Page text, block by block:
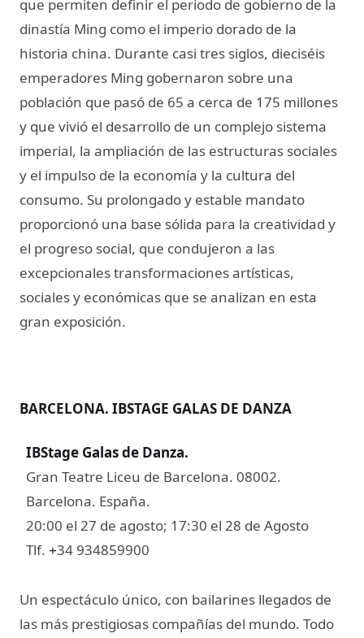
que permiten definir el periodo de gobierno de la
dinastía Ming como el imperio dorado de la
historia china. Durante casi tres siglos, dieciséis
emperadores Ming gobernaron sobre una
población que pasó de 65 a cerca de 175 millones
y que vivió el desarrollo de un complejo sistema
imperial, la ampliación de las estructuras sociales
y el impulso de la economía y la cultura del
consumo. Su prolongado y estable mandato
proporcionó una base sólida para la creatividad y
el progreso social, que condujeron a las
excepcionales transformaciones artísticas,
sociales y económicas que se analizan en esta
gran exposición.
BARCELONA. IBSTAGE GALAS DE DANZA
IBStage Galas de Danza.
Gran Teatre Liceu de Barcelona. 08002.
Barcelona. España.
20:00 el 27 de agosto; 17:30 el 28 de Agosto
Tlf. +34 934859900
Un espectáculo único, con bailarines llegados de
las más prestigiosas compañías del mundo. Todo